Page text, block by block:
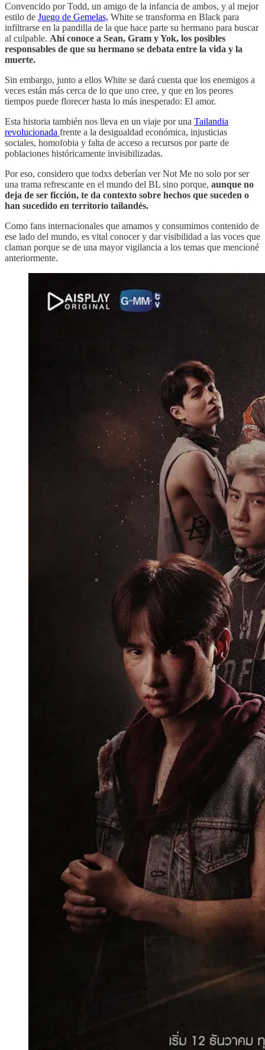
Convencido por Todd, un amigo de la infancia de ambos, y al mejor
estilo de Juego de Gemelas, White se transforma en Black para
infiltrarse en la pandilla de la que hace parte su hermano para buscar
al culpable. Ahí conoce a Sean, Gram y Yok, los posibles
responsables de que su hermano se debata entre la vida y la
muerte.
Sin embargo, junto a ellos White se dará cuenta que los enemigos a
veces están más cerca de lo que uno cree, y que en los peores
tiempos puede florecer hasta lo más inesperado: El amor.
Esta historia también nos lleva en un viaje por una Tailandia
revolucionada frente a la desigualdad económica, injusticias
sociales, homofobia y falta de acceso a recursos por parte de
poblaciones históricamente invisibilizadas.
Por eso, considero que todxs deberían ver Not Me no solo por ser
una trama refrescante en el mundo del BL sino porque, aunque no
deja de ser ficción, te da contexto sobre hechos que suceden o
han sucedido en territorio tailandés.
Como fans internacionales que amamos y consumimos contenido de
ese lado del mundo, es vital conocer y dar visibilidad a las voces que
claman porque se de una mayor vigilancia a los temas que mencioné
anteriormente.